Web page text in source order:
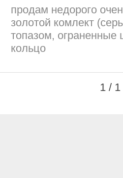
продам недорого
золотой комлект
топазом, ограненные
кольцо
1 / 1